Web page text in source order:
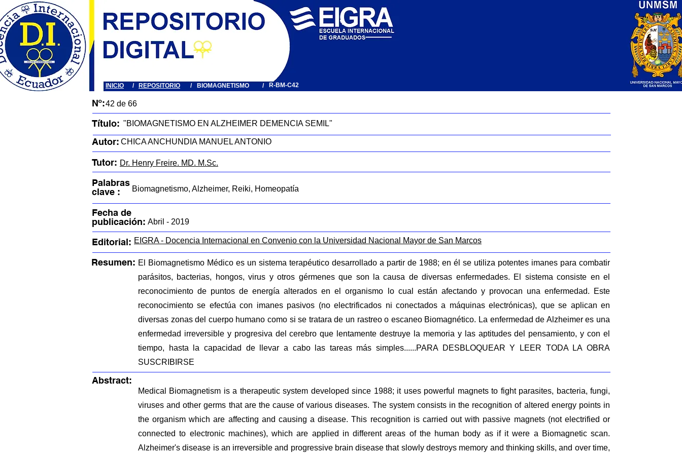
/ REPOSITORIO BIOMAGNETISMO R-BM-C42
INICIO / /
Nº:42 de 66
Título: "BIOMAGNETISMO EN ALZHEIMER DEMENCIA SEMIL"
Autor:CHICA ANCHUNDIA MANUEL ANTONIO
Tutor: Dr. Henry Freire. MD. M.Sc.
Palabras
clave :Biomagnetismo, Alzheimer, Reiki, Homeopatía
Fecha de
publicación:Abril - 2019
Editorial: EIGRA - Docencia Internacional en Convenio con la Universidad Nacional Mayor de San Marcos
Resumen: El Biomagnetismo Médico es un sistema terapéutico desarrollado a partir de 1988; en él se utiliza potentes imanes para combatir
parásitos, bacterias, hongos, virus y otros gérmenes que son la causa de diversas enfermedades. El sistema consiste en el
reconocimiento de puntos de energía alterados en el organismo lo cual están afectando y provocan una enfermedad. Este
reconocimiento se efectúa con imanes pasivos (no electrificados ni conectados a máquinas electrónicas), que se aplican en
diversas zonas del cuerpo humano como si se tratara de un rastreo o escaneo Biomagnético. La enfermedad de Alzheimer es una
enfermedad irreversible y progresiva del cerebro que lentamente destruye la memoria y las aptitudes del pensamiento, y con el
tiempo, hasta la capacidad de llevar a cabo las tareas más simples......PARA DESBLOQUEAR Y LEER TODA LA OBRA
SUSCRIBIRSE
Medical Biomagnetism is a therapeutic system developed since 1988; it uses powerful magnets to fight parasites, bacteria, fungi,
viruses and other germs that are the cause of various diseases. The system consists in the recognition of altered energy points in
the organism which are affecting and causing a disease. This recognition is carried out with passive magnets (not electrified or
connected to electronic machines), which are applied in different areas of the human body as if it were a Biomagnetic scan.
Alzheimer's disease is an irreversible and progressive brain disease that slowly destroys memory and thinking skills, and over time,
Abstract: